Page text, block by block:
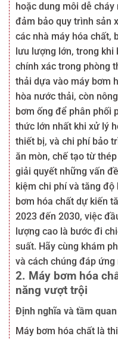
hoặc dung môi dễ
đảm bảo quy trình sản
các nhà máy hóa chất,
lưu lượng lớn, trong khi
chính xác trong phòng
thải dựa vào máy bơm
hòa nước thải, còn
bơm ống để phân phối
thức lớn nhất khi xử lý
thiết bị, và chi phí bảo
ăn mòn, chế tạo từ
giải quyết những vấn
kiệm chi phí và tăng
bơm hóa chất dự kiến
2023 đến 2030, việc
lượng cao là bước đi
suất. Hãy cùng khám
và cách chúng đáp ứng
2. Máy bơm hóa
năng vượt trội
Định nghĩa và tầm
Máy bơm hóa chất là